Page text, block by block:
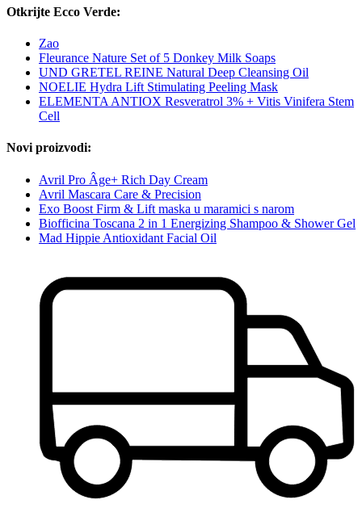
Otkrijte Ecco Verde:
Zao
Fleurance Nature Set of 5 Donkey Milk Soaps
UND GRETEL REINE Natural Deep Cleansing Oil
NOELIE Hydra Lift Stimulating Peeling Mask
ELEMENTA ANTIOX Resveratrol 3% + Vitis Vinifera Stem
Cell
Novi proizvodi:
Avril Pro Âge+ Rich Day Cream
Avril Mascara Care & Precision
Exo Boost Firm & Lift maska u maramici s narom
Biofficina Toscana 2 in 1 Energizing Shampoo & Shower Gel
Mad Hippie Antioxidant Facial Oil